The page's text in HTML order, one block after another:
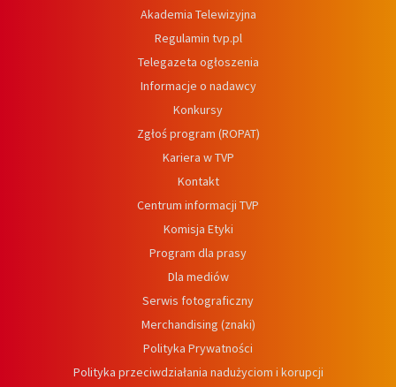
Akademia Telewizyjna
Regulamin tvp.pl
Telegazeta ogłoszenia
Informacje o nadawcy
Konkursy
Zgłoś program (ROPAT)
Kariera w TVP
Kontakt
Centrum informacji TVP
Komisja Etyki
Program dla prasy
Dla mediów
Serwis fotograficzny
Merchandising (znaki)
Polityka Prywatności
Polityka przeciwdziałania nadużyciom i korupcji